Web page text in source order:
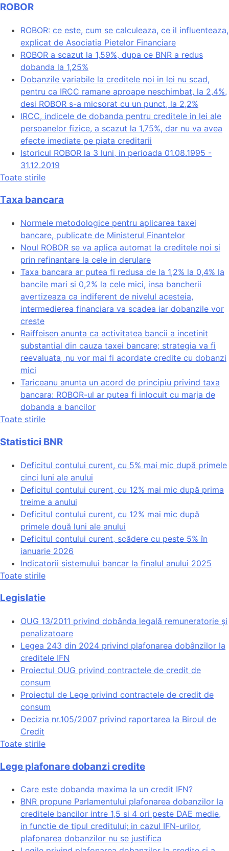
ROBOR
ROBOR: ce este, cum se calculeaza, ce il influenteaza,
explicat de Asociatia Pietelor Financiare
ROBOR a scazut la 1,59%, dupa ce BNR a redus
dobanda la 1,25%
Dobanzile variabile la creditele noi in lei nu scad,
pentru ca IRCC ramane aproape neschimbat, la 2,4%,
desi ROBOR s-a micsorat cu un punct, la 2,2%
IRCC, indicele de dobanda pentru creditele in lei ale
persoanelor fizice, a scazut la 1,75%, dar nu va avea
efecte imediate pe piata creditarii
Istoricul ROBOR la 3 luni, in perioada 01.08.1995 -
31.12.2019
Toate stirile
Taxa bancara
Normele metodologice pentru aplicarea taxei
bancare, publicate de Ministerul Finantelor
Noul ROBOR se va aplica automat la creditele noi si
prin refinantare la cele in derulare
Taxa bancara ar putea fi redusa de la 1,2% la 0,4% la
bancile mari si 0,2% la cele mici, insa bancherii
avertizeaza ca indiferent de nivelul acesteia,
intermedierea financiara va scadea iar dobanzile vor
creste
Raiffeisen anunta ca activitatea bancii a incetinit
substantial din cauza taxei bancare; strategia va fi
reevaluata, nu vor mai fi acordate credite cu dobanzi
mici
Tariceanu anunta un acord de principiu privind taxa
bancara: ROBOR-ul ar putea fi inlocuit cu marja de
dobanda a bancilor
Toate stirile
Statistici BNR
Deficitul contului curent, cu 5% mai mic după primele
cinci luni ale anului
Deficitul contului curent, cu 12% mai mic după prima
treime a anului
Deficitul contului curent, cu 12% mai mic după
primele două luni ale anului
Deficitul contului curent, scădere cu peste 5% în
ianuarie 2026
Indicatorii sistemului bancar la finalul anului 2025
Toate stirile
Legislatie
OUG 13/2011 privind dobânda legală remuneratorie și
penalizatoare
Legea 243 din 2024 privind plafonarea dobânzilor la
creditele IFN
Proiectul OUG privind contractele de credit de
consum
Proiectul de Lege privind contractele de credit de
consum
Decizia nr.105/2007 privind raportarea la Biroul de
Credit
Toate stirile
Lege plafonare dobanzi credite
Care este dobanda maxima la un credit IFN?
BNR propune Parlamentului plafonarea dobanzilor la
creditele bancilor intre 1,5 si 4 ori peste DAE medie,
in functie de tipul creditului; in cazul IFN-urilor,
plafonarea dobanzilor nu se justifica